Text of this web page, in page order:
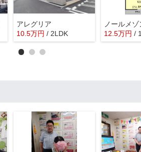
アレグリア
10.5万円 / 2LDK
ノールメ
12.5万円 /